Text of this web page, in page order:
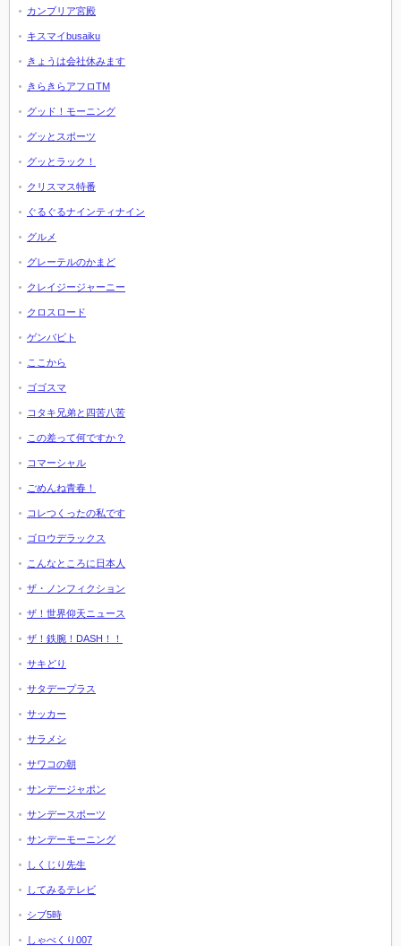
カンブリア宮殿
キスマイbusaiku
きょうは会社休みます
きらきらアフロTM
グッド！モーニング
グッとスポーツ
グッとラック！
クリスマス特番
ぐるぐるナインティナイン
グルメ
グレーテルのかまど
クレイジージャーニー
クロスロード
ゲンバビト
ここから
ゴゴスマ
コタキ兄弟と四苦八苦
この差って何ですか？
コマーシャル
ごめんね青春！
コレつくったの私です
ゴロウデラックス
こんなところに日本人
ザ・ノンフィクション
ザ！世界仰天ニュース
ザ！鉄腕！DASH！！
サキどり
サタデープラス
サッカー
サラメシ
サワコの朝
サンデージャポン
サンデースポーツ
サンデーモーニング
しくじり先生
してみるテレビ
シブ5時
しゃべくり007